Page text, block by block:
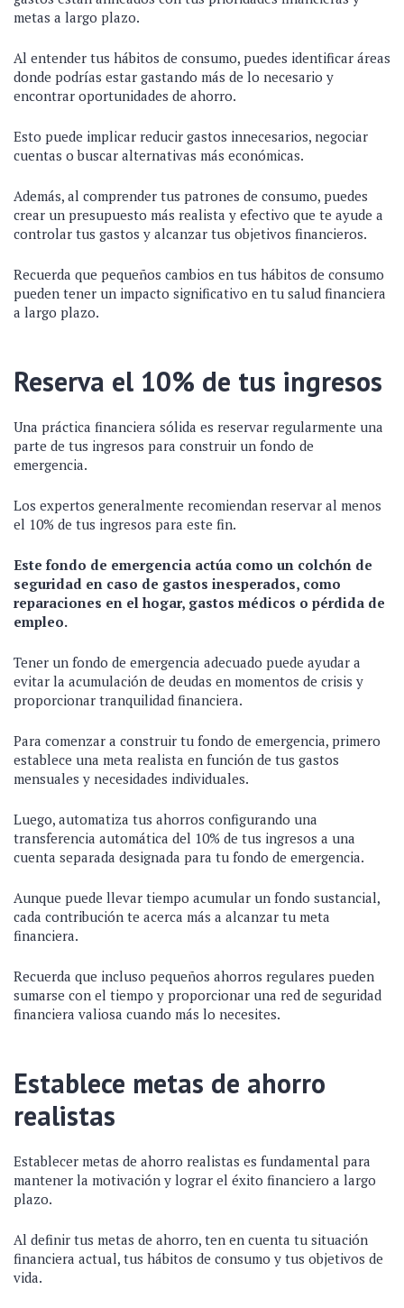
metas a largo plazo.
Al entender tus hábitos de consumo, puedes identificar áreas
donde podrías estar gastando más de lo necesario y
encontrar oportunidades de ahorro.
Esto puede implicar reducir gastos innecesarios, negociar
cuentas o buscar alternativas más económicas.
Además, al comprender tus patrones de consumo, puedes
crear un presupuesto más realista y efectivo que te ayude a
controlar tus gastos y alcanzar tus objetivos financieros.
Recuerda que pequeños cambios en tus hábitos de consumo
pueden tener un impacto significativo en tu salud financiera
a largo plazo.
Reserva el 10% de tus ingresos
Una práctica financiera sólida es reservar regularmente una
parte de tus ingresos para construir un fondo de
emergencia.
Los expertos generalmente recomiendan reservar al menos
el 10% de tus ingresos para este fin.
Este fondo de emergencia actúa como un colchón de
seguridad en caso de gastos inesperados, como
reparaciones en el hogar, gastos médicos o pérdida de
empleo.
Tener un fondo de emergencia adecuado puede ayudar a
evitar la acumulación de deudas en momentos de crisis y
proporcionar tranquilidad financiera.
Para comenzar a construir tu fondo de emergencia, primero
establece una meta realista en función de tus gastos
mensuales y necesidades individuales.
Luego, automatiza tus ahorros configurando una
transferencia automática del 10% de tus ingresos a una
cuenta separada designada para tu fondo de emergencia.
Aunque puede llevar tiempo acumular un fondo sustancial,
cada contribución te acerca más a alcanzar tu meta
financiera.
Recuerda que incluso pequeños ahorros regulares pueden
sumarse con el tiempo y proporcionar una red de seguridad
financiera valiosa cuando más lo necesites.
Establece metas de ahorro
realistas
Establecer metas de ahorro realistas es fundamental para
mantener la motivación y lograr el éxito financiero a largo
plazo.
Al definir tus metas de ahorro, ten en cuenta tu situación
financiera actual, tus hábitos de consumo y tus objetivos de
vida.